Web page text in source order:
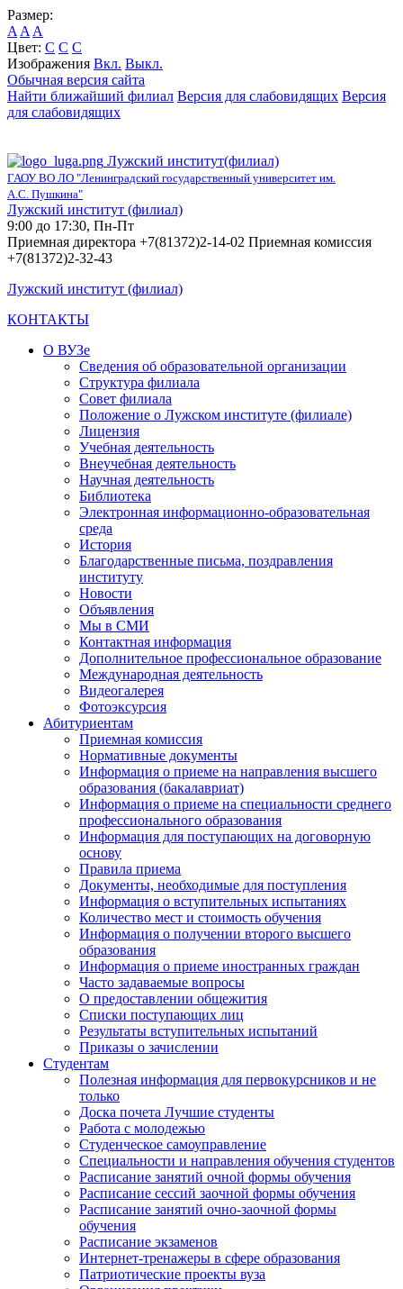
Размер:
A A A
Цвет: C C C
Изображения Вкл. Выкл.
Обычная версия сайта
Найти ближайший филиал Версия для слабовидящих Версия
для слабовидящих
Лужский институт(филиал)
ГАОУ ВО ЛО "Ленинградский государственный университет им.
А.С. Пушкина"
Лужский институт (филиал)
9:00 до 17:30, Пн-Пт
Приемная директора +7(81372)2-14-02 Приемная комиссия
+7(81372)2-32-43
Лужский институт (филиал)
КОНТАКТЫ
О ВУЗе
Сведения об образовательной организации
Структура филиала
Совет филиала
Положение о Лужском институте (филиале)
Лицензия
Учебная деятельность
Внеучебная деятельность
Научная деятельность
Библиотека
Электронная информационно-образовательная
среда
История
Благодарственные письма, поздравления
институту
Новости
Объявления
Мы в СМИ
Контактная информация
Дополнительное профессиональное образование
Международная деятельность
Видеогалерея
Фотоэксурсия
Абитуриентам
Приемная комиссия
Нормативные документы
Информация о приеме на направления высшего
образования (бакалавриат)
Информация о приеме на специальности среднего
профессионального образования
Информация для поступающих на договорную
основу
Правила приема
Документы, необходимые для поступления
Информация о вступительных испытаниях
Количество мест и стоимость обучения
Информация о получении второго высшего
образования
Информация о приеме иностранных граждан
Часто задаваемые вопросы
О предоставлении общежития
Списки поступающих лиц
Результаты вступительных испытаний
Приказы о зачислении
Студентам
Полезная информация для первокурсников и не
только
Доска почета Лучшие студенты
Работа с молодежью
Студенческое самоуправление
Специальности и направления обучения студентов
Расписание занятий очной формы обучения
Расписание сессий заочной формы обучения
Расписание занятий очно-заочной формы
обучения
Расписание экзаменов
Интернет-тренажеры в сфере образования
Патриотические проекты вуза